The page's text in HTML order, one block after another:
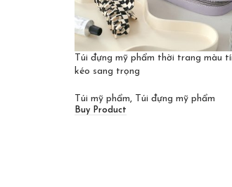
Túi đựng mỹ phẩm thời trang màu
kéo sang trọng
Túi mỹ phẩm, Túi đựng mỹ phẩm
Buy Product